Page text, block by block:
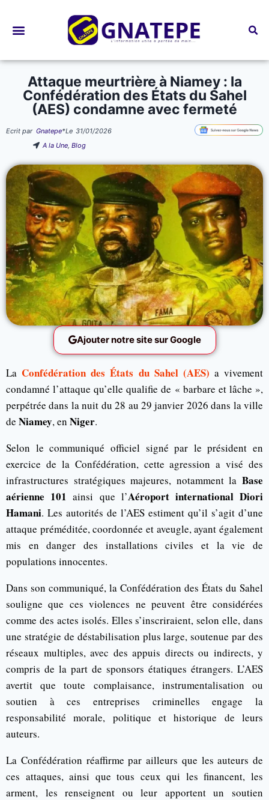
Attaque meurtrière à Niamey : la
Confédération des États du Sahel
(AES) condamne avec fermeté
Ecrit par Gnatepe*Le 31/01/2026
A la Une,Blog
Ajouter notre site sur Google
LaConfédération des États du Sahel(AES) a vivement
condamné l’attaque qu’elle qualifie de « barbare et lâche »,
perpétrée dans la nuit du 28 au 29 janvier 2026 dans la ville
de Niamey, en Niger.
Selon le communiqué officiel signé par le président en
exercice de la Confédération, cette agression a visé des
infrastructures stratégiques majeures, notamment la Base
aérienne 101 ainsi que l’Aéroport international Diori
Hamani. Les autorités de l’AES estiment qu’il s’agit d’une
attaque préméditée, coordonnée et aveugle, ayant également
mis en danger des installations civiles et la vie de
populations innocentes.
Dans son communiqué, la Confédération des États du Sahel
souligne que ces violences ne peuvent être considérées
comme des actes isolés. Elles s’inscriraient, selon elle, dans
une stratégie de déstabilisation plus large, soutenue par des
réseaux multiples, avec des appuis directs ou indirects, y
compris de la part de sponsors étatiques étrangers. L’AES
avertit que toute complaisance, instrumentalisation ou
soutien à ces entreprises criminelles engage la
responsabilité morale, politique et historique de leurs
auteurs.
La Confédération réaffirme par ailleurs que les auteurs de
ces attaques, ainsi que tous ceux qui les financent, les
arment, les renseignent ou leur apportent un soutien